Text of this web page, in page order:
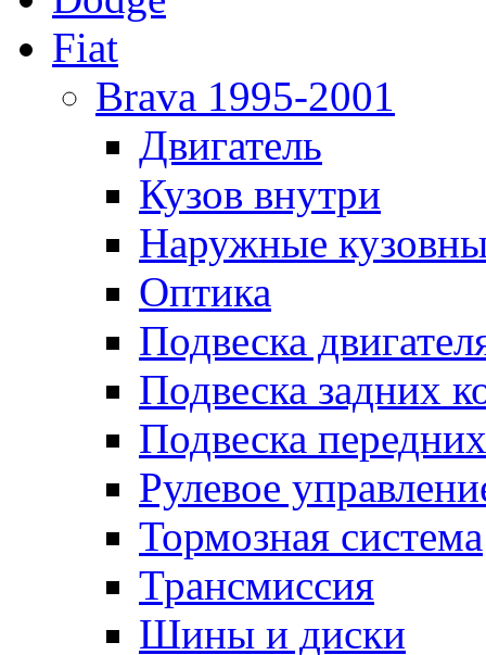
Fiat
Brava 1995-2001
Двигатель
Кузов внутри
Наружные
Оптика
Подвеска
Подвеска задних
Подвеска
Рулевое
Тормозная система
Трансмиссия
Шины и диски